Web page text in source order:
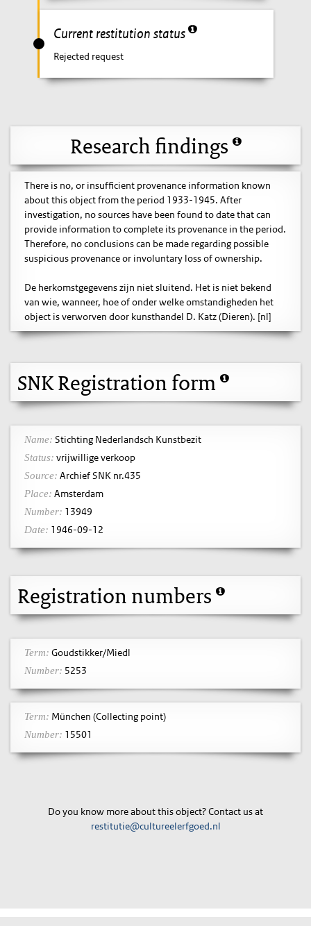
Current restitution status
Rejected request
Research findings
There is no, or insufficient provenance information known
about this object from the period 1933-1945. After
investigation, no sources have been found to date that can
provide information to complete its provenance in the period.
Therefore, no conclusions can be made regarding possible
suspicious provenance or involuntary loss of ownership.
De herkomstgegevens zijn niet sluitend. Het is niet bekend
van wie, wanneer, hoe of onder welke omstandigheden het
object is verworven door kunsthandel D. Katz (Dieren). [nl]
SNK Registration form
Name: Stichting Nederlandsch Kunstbezit
Status: vrijwillige verkoop
Source: Archief SNK nr.435
Place: Amsterdam
Number: 13949
Date: 1946-09-12
Registration numbers
Term: Goudstikker/Miedl
Number: 5253
Term: München (Collecting point)
Number: 15501
Do you know more about this object? Contact us at
restitutie@cultureelerfgoed.nl